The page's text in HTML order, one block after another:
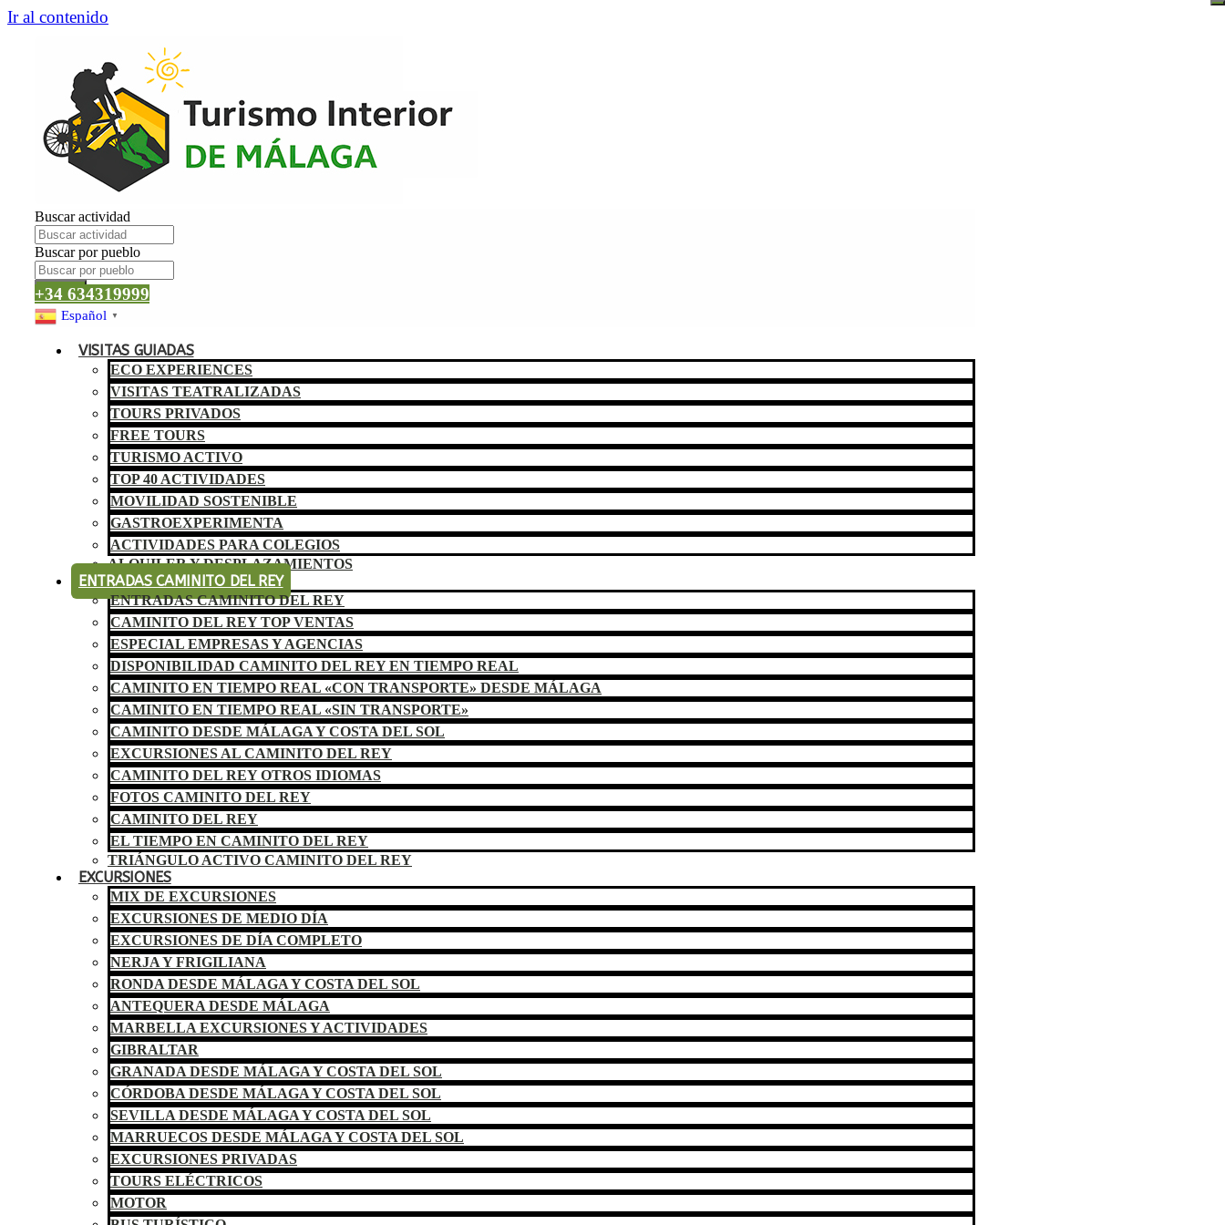
Ir al contenido
Buscar actividad
Buscar por pueblo
Buscar
+34 634319999
Español ▼
VISITAS GUIADAS
ECO EXPERIENCES
VISITAS TEATRALIZADAS
TOURS PRIVADOS
FREE TOURS
TURISMO ACTIVO
TOP 40 ACTIVIDADES
MOVILIDAD SOSTENIBLE
GASTROEXPERIMENTA
ACTIVIDADES PARA COLEGIOS
ALQUILER Y DESPLAZAMIENTOS
ENTRADAS CAMINITO DEL REY
ENTRADAS CAMINITO DEL REY
CAMINITO DEL REY TOP VENTAS
ESPECIAL EMPRESAS Y AGENCIAS
DISPONIBILIDAD CAMINITO DEL REY EN TIEMPO REAL
CAMINITO EN TIEMPO REAL «CON TRANSPORTE» DESDE MÁLAGA
CAMINITO EN TIEMPO REAL «SIN TRANSPORTE»
CAMINITO DESDE MÁLAGA Y COSTA DEL SOL
EXCURSIONES AL CAMINITO DEL REY
CAMINITO DEL REY OTROS IDIOMAS
FOTOS CAMINITO DEL REY
CAMINITO DEL REY
EL TIEMPO EN CAMINITO DEL REY
TRIÁNGULO ACTIVO CAMINITO DEL REY
EXCURSIONES
MIX DE EXCURSIONES
EXCURSIONES DE MEDIO DÍA
EXCURSIONES DE DÍA COMPLETO
NERJA Y FRIGILIANA
RONDA DESDE MÁLAGA Y COSTA DEL SOL
ANTEQUERA DESDE MÁLAGA
MARBELLA EXCURSIONES Y ACTIVIDADES
GIBRALTAR
GRANADA DESDE MÁLAGA Y COSTA DEL SOL
CÓRDOBA DESDE MÁLAGA Y COSTA DEL SOL
SEVILLA DESDE MÁLAGA Y COSTA DEL SOL
MARRUECOS DESDE MÁLAGA Y COSTA DEL SOL
EXCURSIONES PRIVADAS
TOURS ELÉCTRICOS
MOTOR